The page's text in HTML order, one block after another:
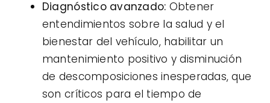
Diagnóstico avanzado: Obtener
entendimientos sobre la salud y el
bienestar del vehículo, habilitar un
mantenimiento positivo y disminución
de descomposiciones inesperadas, que
son críticos para el tiempo de